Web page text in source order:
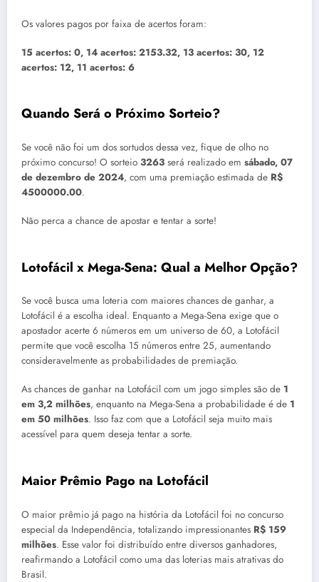
Os valores pagos por faixa de acertos foram:
15 acertos: 0, 14 acertos: 2153.32, 13 acertos: 30, 12
acertos: 12, 11 acertos: 6
Quando Será o Próximo Sorteio?
Se você não foi um dos sortudos dessa vez, fique de olho no
próximo concurso! O sorteio 3263 será realizado em sábado, 07
de dezembro de 2024, com uma premiação estimada de R$
4500000.00.
Não perca a chance de apostar e tentar a sorte!
Lotofácil x Mega-Sena: Qual a Melhor Opção?
Se você busca uma loteria com maiores chances de ganhar, a
Lotofácil é a escolha ideal. Enquanto a Mega-Sena exige que o
apostador acerte 6 números em um universo de 60, a Lotofácil
permite que você escolha 15 números entre 25, aumentando
consideravelmente as probabilidades de premiação.
As chances de ganhar na Lotofácil com um jogo simples são de 1
em 3,2 milhões, enquanto na Mega-Sena a probabilidade é de 1
em 50 milhões. Isso faz com que a Lotofácil seja muito mais
acessível para quem deseja tentar a sorte.
Maior Prêmio Pago na Lotofácil
O maior prêmio já pago na história da Lotofácil foi no concurso
especial da Independência, totalizando impressionantes R$ 159
milhões. Esse valor foi distribuído entre diversos ganhadores,
reafirmando a Lotofácil como uma das loterias mais atrativas do
Brasil.